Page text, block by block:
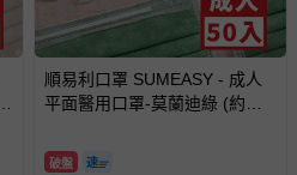
順易利口罩 SUMEASY - 成人
平面醫用口罩-莫蘭迪綠 (約
破盤